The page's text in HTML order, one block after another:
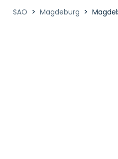
SAO > Magdeburg >